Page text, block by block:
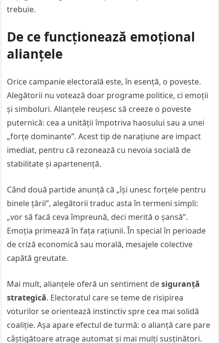
trebuie.
De ce funcționează emoțional
alianțele
Orice campanie electorală este, în esență, o poveste.
Alegătorii nu votează doar programe politice, ci emoții
și simboluri. Alianțele reușesc să creeze o poveste
puternică: cea a unității împotriva haosului sau a unei
„forțe dominante”. Acest tip de narațiune are impact
imediat, pentru că rezonează cu nevoia socială de
stabilitate și apartenență.
Când două partide anunță că „își unesc forțele pentru
binele țării”, alegătorii traduc asta în termeni simpli:
„vor să facă ceva împreună, deci merită o șansă”.
Emoția primează în fața rațiunii. În special în perioade
de criză economică sau morală, mesajele colective
capătă greutate.
Mai mult, alianțele oferă un sentiment desiguranță
strategică. Electoratul care se teme de risipirea
voturilor se orientează instinctiv spre cea mai solidă
coaliție. Așa apare efectul de turmă: o alianță care pare
câștigătoare atrage automat și mai mulți susținători.